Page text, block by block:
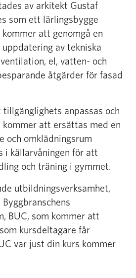
av arkitekt Gustaf
som ett lärlingsbygge
kommer att genomgå en
av tekniska
el, vatten- och
åtgärder för fasad
tillgänglighets anpassas och
kommer att ersättas med en
och omklädningsrum
i källarvåningen för att
och träning i gymmet.
utbildningsverksamhet,
BUC, som kommer att
kursdeltagare får
var just din kurs kommer